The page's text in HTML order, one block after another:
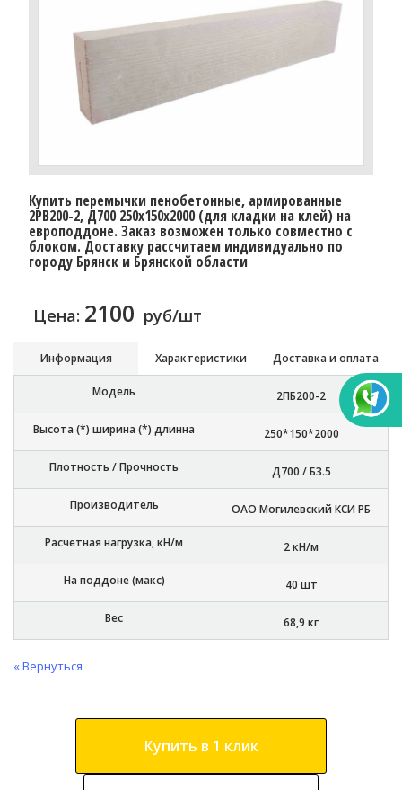
Купить перемычки пенобетонные, армированные
2PB200-2, Д700 250х150х2000 (для кладки на клей) на
европоддоне. Заказ возможен только совместно с
блоком. Доставку рассчитаем индивидуально по
городу Брянск и Брянской области
Цена: 2100 руб/шт
Информация Характеристики Доставка и оплата
Модель 2ПБ200-2
Высота (*) ширина (*) длинна 250*150*2000
Плотность / Прочность Д700 / Б3.5
Производитель ОАО Могилевский КСИ РБ
Расчетная нагрузка, кН/м 2 кН/м
На поддоне (макс) 40 шт
Вес 68,9 кг
« Вернуться
Купить в 1 клик